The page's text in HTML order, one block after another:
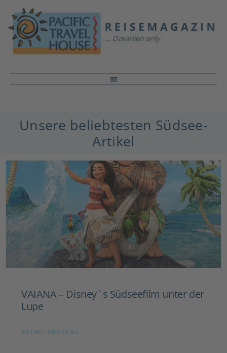
Unsere beliebtesten Südsee-
Artikel
VAIANA – Disney`s Südseefilm unter der
Lupe
ARTIKEL ANSEHEN »